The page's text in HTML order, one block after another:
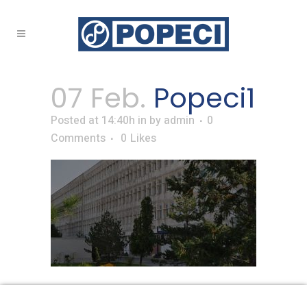
07 Feb. Popeci1
Posted at 14:40h in by admin
0
Comments
0 Likes